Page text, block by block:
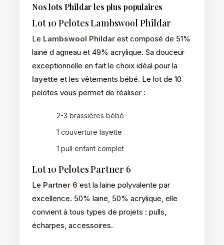
Nos lots Phildar les plus populaires
Lot 10 Pelotes Lambswool Phildar
Le Lambswool Phildar est composé de 51%
laine d agneau et 49% acrylique. Sa douceur
exceptionnelle en fait le choix idéal pour la
layette et les vêtements bébé. Le lot de 10
pelotes vous permet de réaliser :
2-3 brassières bébé
1 couverture layette
1 pull enfant complet
Lot 10 Pelotes Partner 6
Le Partner 6 est la laine polyvalente par
excellence. 50% laine, 50% acrylique, elle
convient à tous types de projets : pulls,
écharpes, accessoires.